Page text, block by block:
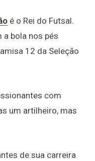
é o Rei do Futsal.
bola nos pés
12 da Seleção
com
um artilheiro, mas
de sua carreira